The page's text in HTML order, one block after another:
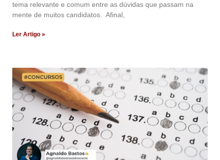
tema relevante e comum entre as dúvidas que passam na
mente de muitos candidatos. Afinal,
Ler Artigo »